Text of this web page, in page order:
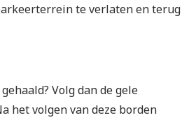
te verlaten en terug
Volg dan de gele
het volgen van deze borden